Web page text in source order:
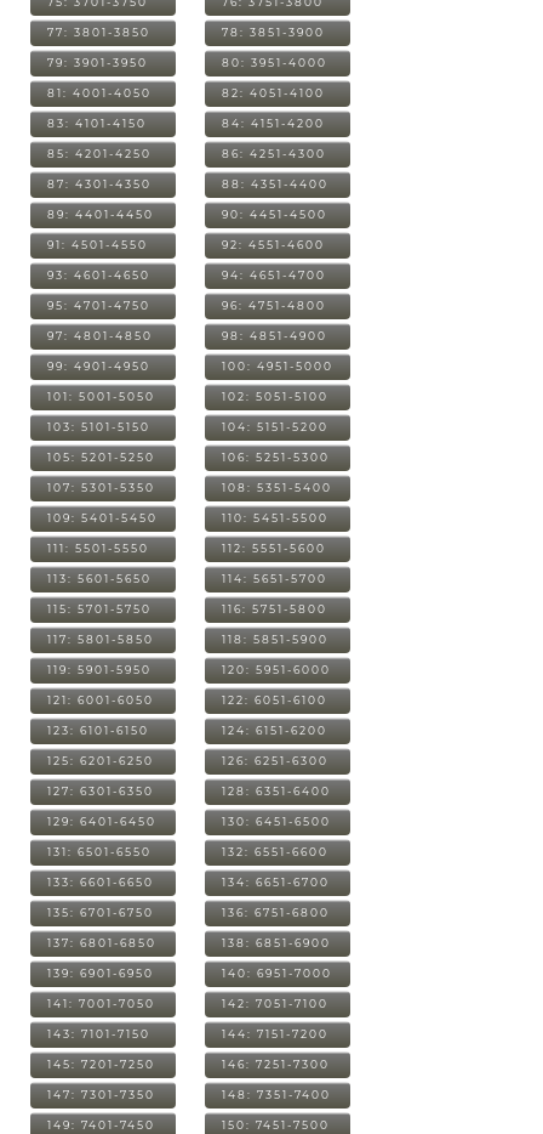
77: 3801-3850 78: 3851-3900
79: 3901-3950 80: 3951-4000
81: 4001-4050 82: 4051-4100
83: 4101-4150 84: 4151-4200
85: 4201-4250 86: 4251-4300
87: 4301-4350 88: 4351-4400
89: 4401-4450 90: 4451-4500
91: 4501-4550 92: 4551-4600
93: 4601-4650 94: 4651-4700
95: 4701-4750 96: 4751-4800
97: 4801-4850 98: 4851-4900
99: 4901-4950 100: 4951-5000
101: 5001-5050 102: 5051-5100
103: 5101-5150 104: 5151-5200
105: 5201-5250 106: 5251-5300
107: 5301-5350 108: 5351-5400
109: 5401-5450 110: 5451-5500
111: 5501-5550 112: 5551-5600
113: 5601-5650 114: 5651-5700
115: 5701-5750 116: 5751-5800
117: 5801-5850 118: 5851-5900
119: 5901-5950 120: 5951-6000
121: 6001-6050 122: 6051-6100
123: 6101-6150 124: 6151-6200
125: 6201-6250 126: 6251-6300
127: 6301-6350 128: 6351-6400
129: 6401-6450 130: 6451-6500
131: 6501-6550 132: 6551-6600
133: 6601-6650 134: 6651-6700
135: 6701-6750 136: 6751-6800
137: 6801-6850 138: 6851-6900
139: 6901-6950 140: 6951-7000
141: 7001-7050 142: 7051-7100
143: 7101-7150 144: 7151-7200
145: 7201-7250 146: 7251-7300
147: 7301-7350 148: 7351-7400
149: 7401-7450 150: 7451-7500